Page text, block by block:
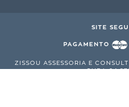
SITE
PAGAMENTO
ZISSOU ASSESSORIA E
CNPJ: